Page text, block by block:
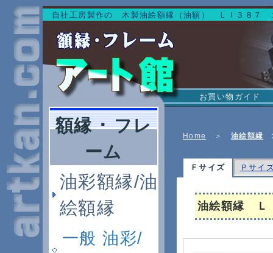
自社工房製作の 木製油絵額縁（油額） ＬＩ３８
お買い物ガイド
Home ＞ 油絵額縁
Ｆサイズ Ｐサイ
油絵額縁 Ｌ
額縁 ･ フレ
ーム
油彩額縁/油
絵額縁
一般 油彩/